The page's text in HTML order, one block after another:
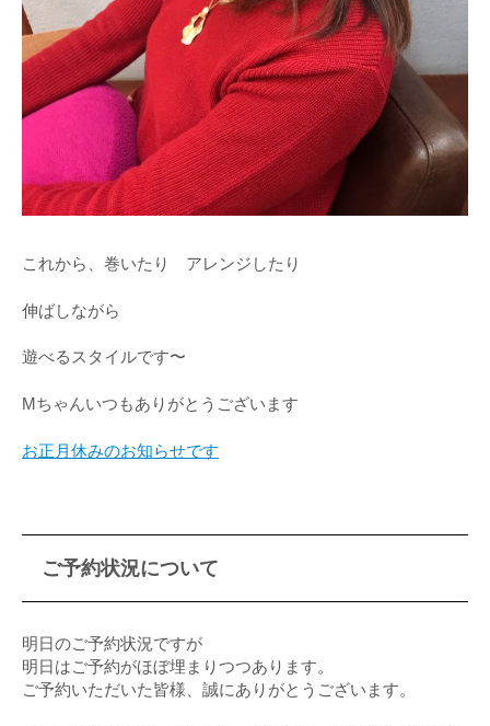
これから、巻いたり アレンジしたり
伸ばしながら
遊べるスタイルです〜
Mちゃんいつもありがとうございます
お正月休みのお知らせです
ご予約状況について
明日のご予約状況ですが
明日はご予約がほぼ埋まりつつあります。
ご予約いただいた皆様、誠にありがとうございます。